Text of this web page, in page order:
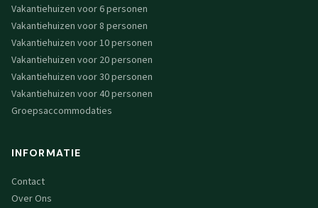
Vakantiehuizen voor 6 personen
Vakantiehuizen voor 8 personen
Vakantiehuizen voor 10 personen
Vakantiehuizen voor 20 personen
Vakantiehuizen voor 30 personen
Vakantiehuizen voor 40 personen
Groepsaccommodaties
INFORMATIE
Contact
Over Ons